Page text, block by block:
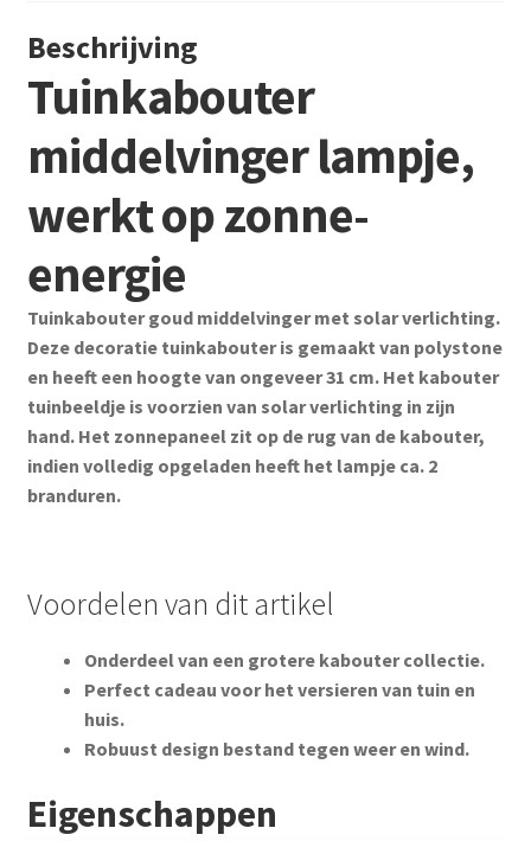
Beschrijving
Tuinkabouter
middelvinger lampje,
werkt op zonne-
energie
Tuinkabouter goud middelvinger met solar verlichting.
Deze decoratie tuinkabouter is gemaakt van polystone
en heeft een hoogte van ongeveer 31 cm. Het kabouter
tuinbeeldje is voorzien van solar verlichting in zijn
hand. Het zonnepaneel zit op de rug van de kabouter,
indien volledig opgeladen heeft het lampje ca. 2
branduren.
Voordelen van dit artikel
Onderdeel van een grotere kabouter collectie.
Perfect cadeau voor het versieren van tuin en
huis.
Robuust design bestand tegen weer en wind.
Eigenschappen